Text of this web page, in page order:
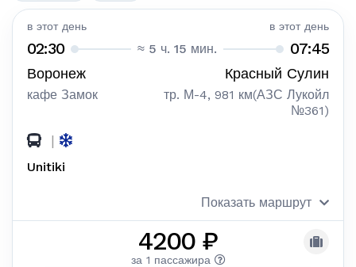
в этот день в этот день
02:30 ≈ 5 ч. 15 мин. 07:45
Воронеж Красный Сулин
кафе Замок
тр. М-4, 981 км(АЗС Лукойл
№361)
|
Unitiki
Показать маршрут
4200 ₽
за 1 пассажира